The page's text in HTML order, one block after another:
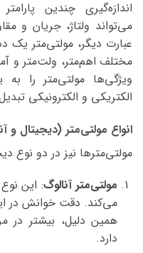
اندازه‌گیری چندین
می‌تواند ولتاژ، جریان و
عبارت دیگر، مولتی‌متر یک
مختلف اهم‌متر، ولت‌متر و
ویژگی‌ها مولتی‌متر را به
الکتریکی و الکترونیکی
انواع مولتی‌متر (دیجیتال و
مولتی‌مترها نیز در دو نوع
مولتی‌متر آنالوگ: این
می‌کند. دقت خوانش در
همین دلیل، بیشتر در
دارد.